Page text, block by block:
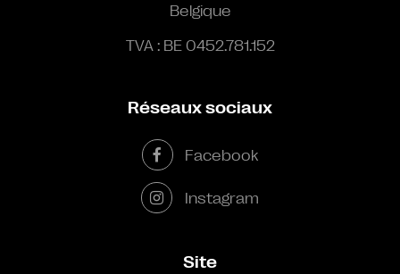
Belgique
TVA : BE 0452.781.152
Réseaux sociaux
Facebook
Instagram
Site